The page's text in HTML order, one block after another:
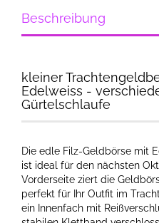
Beschreibung
kleiner
Edelweiss -
Gürtelschlaufe
Die edle Filz-Geldbörse mit
ist ideal für den nächsten
Vorderseite ziert die
perfekt für Ihr Outfit im
ein Innenfach mit